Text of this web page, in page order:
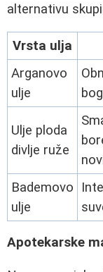
alternativu
Vrsta ulja
Arganovo
ulje
Ulje ploda
divlje ruže
Bademovo
ulje
Apotekarske